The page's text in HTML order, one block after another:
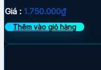
Giá : 1.750.000₫
Thêm vào giỏ hàng